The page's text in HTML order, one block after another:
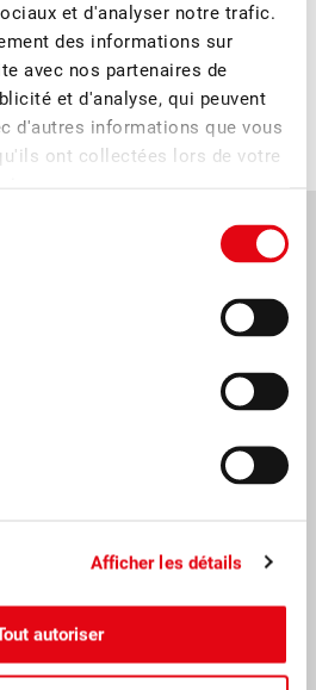
et d'analyser notre trafic.
des informations sur
avec nos partenaires de
et d'analyse, qui peuvent
d'autres informations que vous
ont collectées lors de votre
Afficher les détails
autoriser
une organisation interprofessionnelle
et officiellement reconnue. Avec nos
pour vous offrir des fruits et des
de saison et produits de manière
et promouvons l’image des fruits